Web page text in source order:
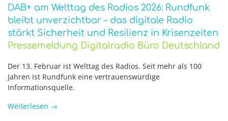
DAB+ am Welttag des Radios 2026: Rundfunk
bleibt unverzichtbar – das digitale Radio
stärkt Sicherheit und Resilienz in Krisenzeiten
Pressemeldung Digitalradio Büro Deutschland
Der 13. Februar ist Welttag des Radios. Seit mehr als 100
Jahren ist Rundfunk eine vertrauenswürdige
Informationsquelle.
Weiterlesen →